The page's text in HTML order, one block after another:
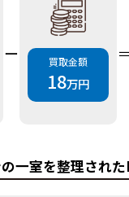
ー 買取金額
18万円
＝
一室を整理され